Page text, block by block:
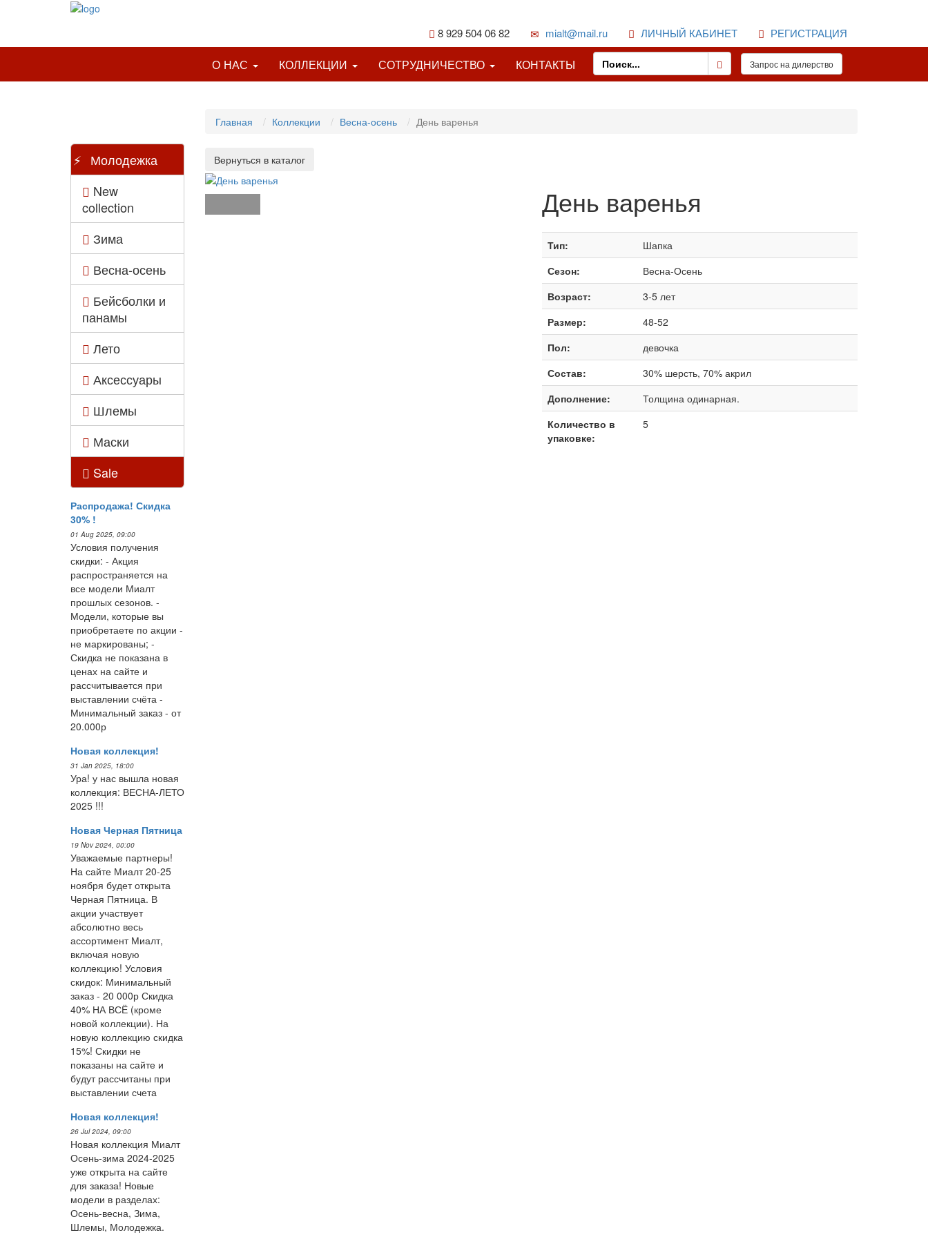
РЕГИСТРАЦИЯ
ЛИЧНЫЙ КАБИНЕТ
mialt@mail.ru
8 929 504 06 82
О НАС КОЛЛЕКЦИИ СОТРУДНИЧЕСТВО КОНТАКТЫ
Молодежка
New
collection
Зима
Весна-осень
Бейсболки и
панамы
Лето
Аксессуары
Шлемы
Маски
Sale
Распродажа! Скидка
30% !
01 Aug 2025, 09:00
Условия получения
скидки: - Акция
распространяется на
все модели Миалт
прошлых сезонов. -
Модели, которые вы
приобретаете по акции -
не маркированы; -
Скидка не показана в
ценах на сайте и
рассчитывается при
выставлении счёта -
Минимальный заказ - от
20.000р
Новая коллекция!
31 Jan 2025, 18:00
Ура! у нас вышла новая
коллекция: ВЕСНА-ЛЕТО
2025 !!!
Новая Черная Пятница
19 Nov 2024, 00:00
Уважаемые партнеры!
На сайте Миалт 20-25
ноября будет открыта
Черная Пятница. В
акции участвует
абсолютно весь
ассортимент Миалт,
включая новую
коллекцию! Условия
скидок: Минимальный
заказ - 20 000р Скидка
40% НА ВСЁ (кроме
новой коллекции). На
новую коллекцию скидка
15%! Скидки не
показаны на сайте и
будут рассчитаны при
выставлении счета
Новая коллекция!
26 Jul 2024, 09:00
Новая коллекция Миалт
Осень-зима 2024-2025
уже открыта на сайте
для заказа! Новые
модели в разделах:
Осень-весна, Зима,
Шлемы, Молодежка.
Главная Коллекции Весна-осень День варенья
День варенья
Тип:
Шапка
Сезон:
Весна-Осень
Возраст:
3-5 лет
Размер:
48-52
Пол:
девочка
Состав:
30% шерсть, 70% акрил
Дополнение:
Толщина одинарная.
Количество в
упаковке:
5